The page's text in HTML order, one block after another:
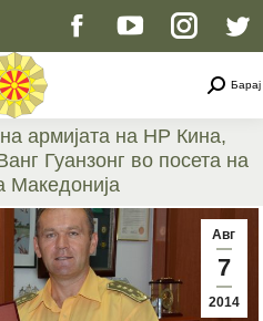
Facebook
opens
in
new
window
YouTube
opens
new
window
page
opens
new
window
Барај
армијата на НР Кина,
Гуанзонг во посета на
Македонија
You are here:
Авг
7
2014